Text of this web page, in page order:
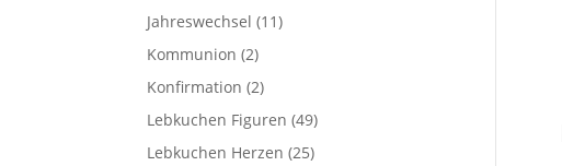
Jahreswechsel (11)
Kommunion (2)
Konfirmation (2)
Lebkuchen Figuren (49)
Lebkuchen Herzen (25)